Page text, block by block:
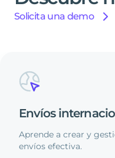
Solicita una demo
Envíos
Aprende a crear y
envíos efectiva.